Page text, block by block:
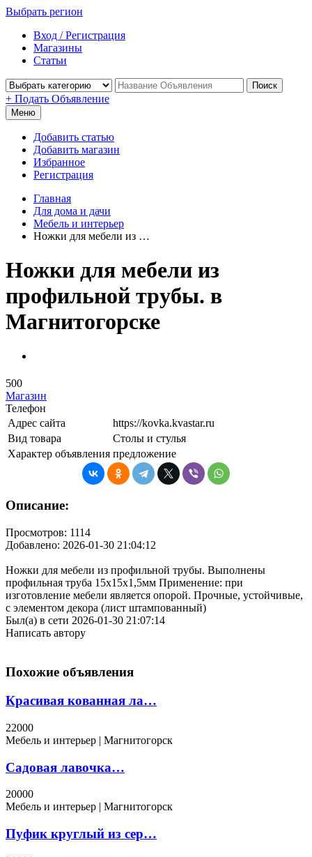
Выбрать регион
Вход / Регистрация
Магазины
Статьи
Поиск
+ Подать Объявление
Меню
Добавить статью
Добавить магазин
Избранное
Регистрация
Главная
Для дома и дачи
Мебель и интерьер
Ножки для мебели из …
Ножки для мебели из
профильной трубы. в
Магнитогорске
500
Магазин
Телефон
Адрес сайта
https://kovka.kvastar.ru
Вид товара
Столы и стулья
Характер объявления предложение
Описание:
Просмотров: 1114
Добавлено: 2026-01-30 21:04:12
Ножки для мебели из профильной трубы. Выполнены
профильная труба 15х15х1,5мм Применение: при
изготовление мебели является опорой. Прочные, устойчивые,
с элементом декора (лист штампованный)
Был(а) в сети 2026-01-30 21:07:14
Написать автору
Похожие объявления
Красивая кованная ла…
22000
Мебель и интерьер | Магнитогорск
Садовая лавочка…
20000
Мебель и интерьер | Магнитогорск
Пуфик круглый из сер…